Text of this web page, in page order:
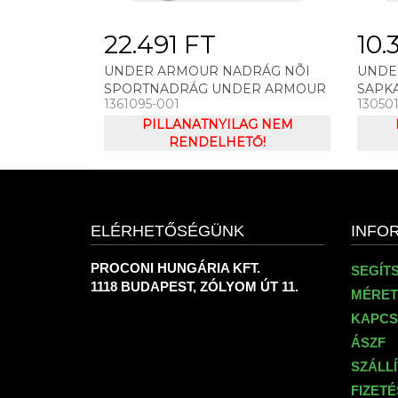
22.491 FT
UNDER ARMOUR NADRÁG NÕI
SPORTNADRÁG UNDER ARMOUR
RIVAL TERRY TAPED PANT
1361095-001
PILLANATNYILAG NEM
RENDELHETŐ!
ELÉRHETŐSÉGÜNK
PROCONI HUNGÁRIA KFT.
1118 BUDAPEST, ZÓLYOM ÚT 11.
ÁSZF